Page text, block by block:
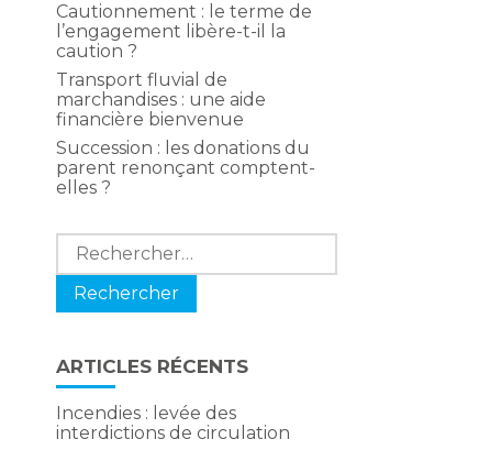
Cautionnement : le terme de
l’engagement libère-t-il la
caution ?
Transport fluvial de
marchandises : une aide
financière bienvenue
Succession : les donations du
parent renonçant comptent-
elles ?
Rechercher :
ARTICLES RÉCENTS
Incendies : levée des
interdictions de circulation